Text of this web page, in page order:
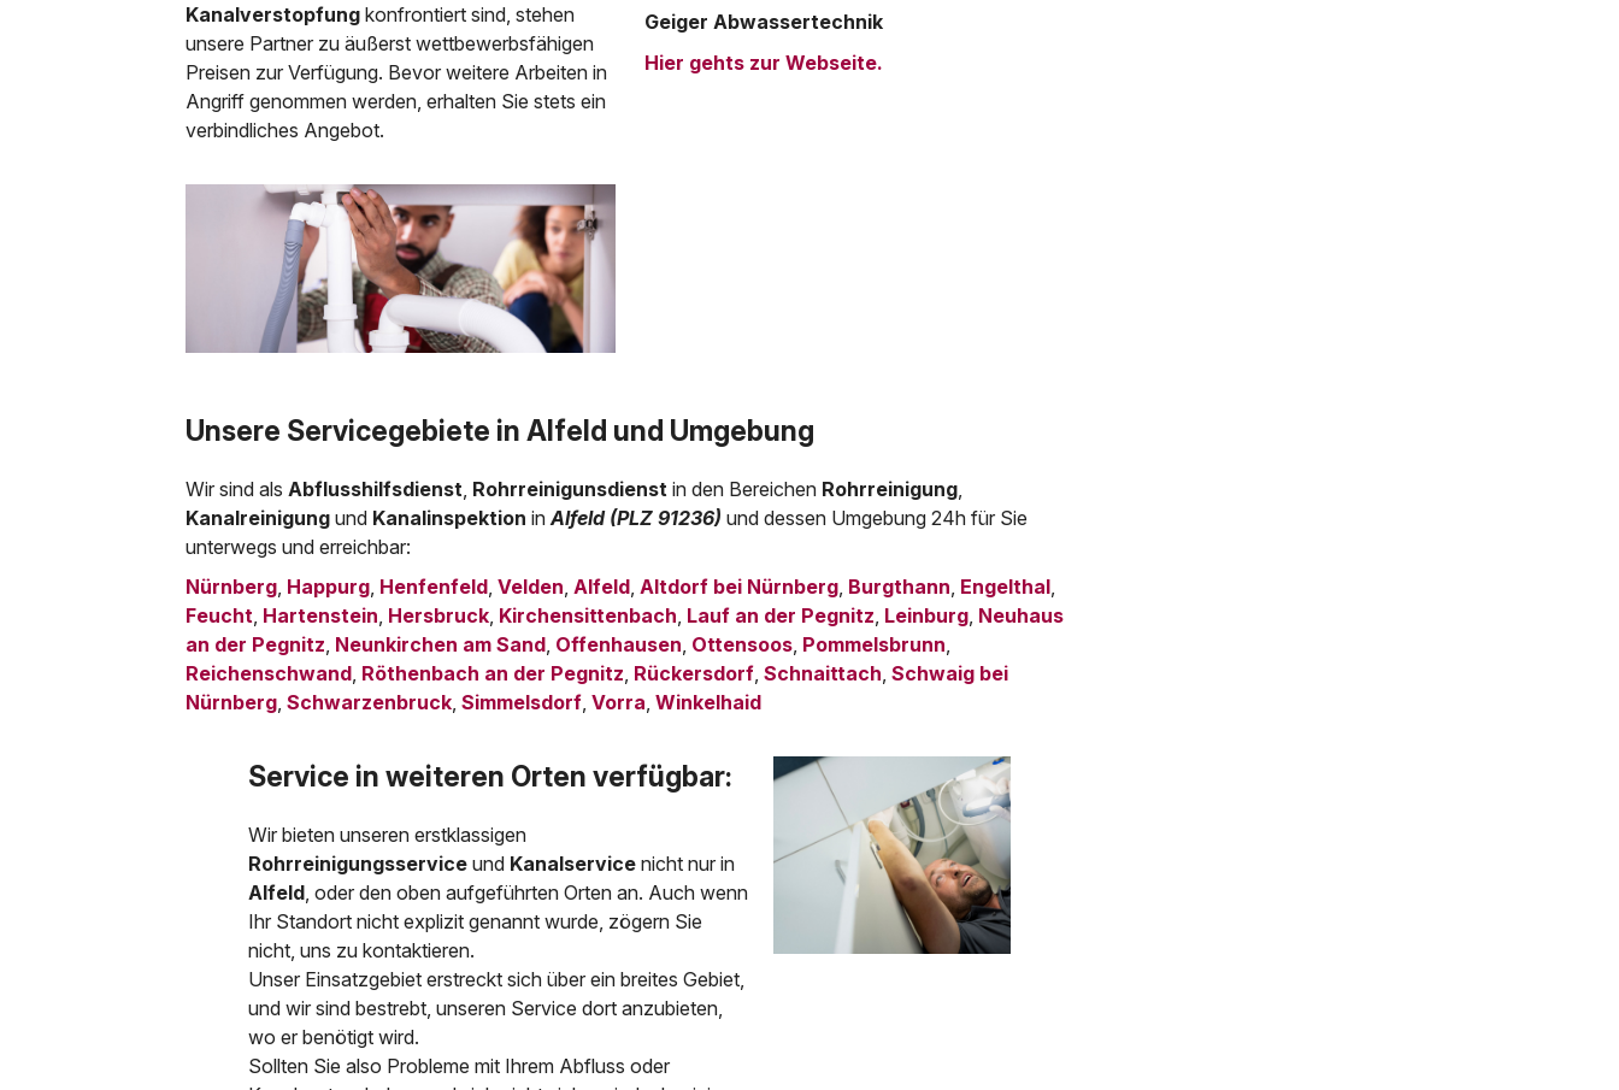
Kanalverstopfungkonfrontiert sind, stehen
unsere Partner zu äußerst wettbewerbsfähigen
Preisen zur Verfügung. Bevor weitere Arbeiten in
Angriff genommen werden, erhalten Sie stets ein
verbindliches Angebot.
Geiger Abwassertechnik
Hier gehts zur Webseite.
Unsere Servicegebiete in Alfeld und Umgebung
Wir sind als Abflusshilfsdienst Rohrreinigunsdienstin den Bereichen Rohrreinigung
Kanalreinigungund KanalinspektioninAlfeld (PLZ 91236) und dessen Umgebung 24h für Sie
unterwegs und erreichbar:
Nürnberg Happurg Henfenfeld ,Velden Alfeld Altdorf bei Nürnberg Burgthann Engelthal
Feucht Hartenstein Hersbruck Kirchensittenbach Lauf an der Pegnitz Leinburg Neuhaus
an der Pegnitz Neunkirchen am Sand Offenhausen Ottensoos Pommelsbrunn
Reichenschwand Röthenbach an der Pegnitz Rückersdorf ,Schnaittach ,Schwaig bei
Nürnberg ,Schwarzenbruck ,Simmelsdorf ,Vorra ,Winkelhaid
Service in weiteren Orten verfügbar:
Wir bieten unseren erstklassigen
Rohrreinigungsservice und Kanalservice nicht nur in
Alfeld, oder den oben aufgeführten Orten an. Auch wenn
Ihr Standort nicht explizit genannt wurde, zögern Sie
nicht, uns zu kontaktieren.
Unser Einsatzgebiet erstreckt sich über ein breites Gebiet,
und wir sind bestrebt, unseren Service dort anzubieten,
wo er benötigt wird.
Sollten Sie also Probleme mit Ihrem Abfluss oder